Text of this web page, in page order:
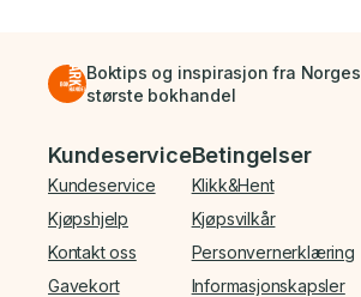
Boktips og inspirasjon fra Norges
største bokhandel
Bunnmeny
Kundeservice
Kundeservice
Kjøpshjelp
Kontakt oss
Gavekort
Betingelser
Klikk&Hent
Kjøpsvilkår
Personvernerklæring
Informasjonskapsler